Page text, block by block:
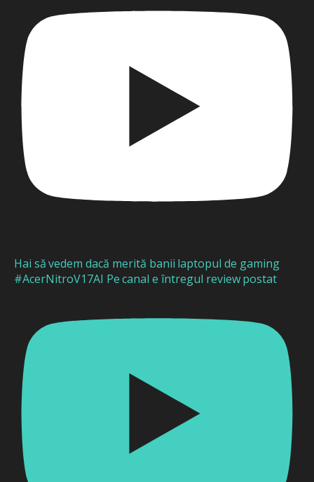
Hai să vedem dacă merită banii laptopul de gaming
#AcerNitroV17AI Pe canal e întregul review postat